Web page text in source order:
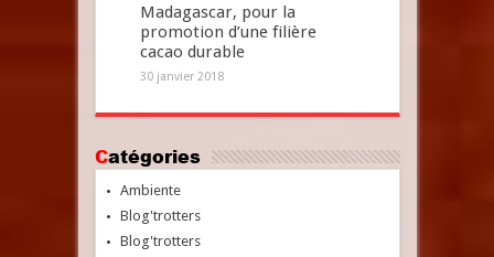
Madagascar, pour la
promotion d’une filière
cacao durable
30 janvier 2018
Catégories
Ambiente
Blog'trotters
Blog'trotters